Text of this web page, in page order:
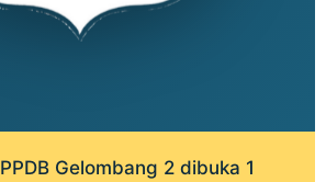
PPDB Gelombang 2 dibuka 1